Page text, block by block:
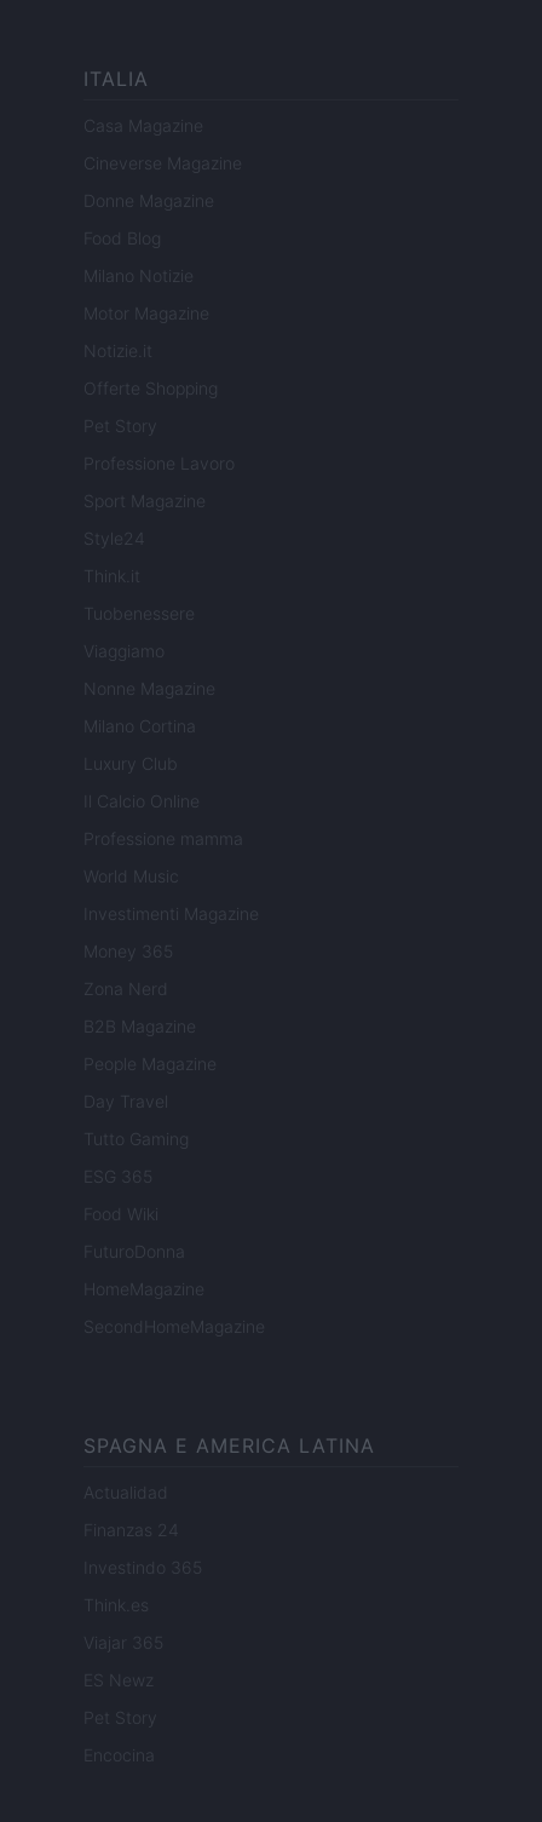
ITALIA
Casa Magazine
Cineverse Magazine
Donne Magazine
Food Blog
Milano Notizie
Motor Magazine
Notizie.it
Offerte Shopping
Pet Story
Professione Lavoro
Sport Magazine
Style24
Think.it
Tuobenessere
Viaggiamo
Nonne Magazine
Milano Cortina
Luxury Club
Il Calcio Online
Professione mamma
World Music
Investimenti Magazine
Money 365
Zona Nerd
B2B Magazine
People Magazine
Day Travel
Tutto Gaming
ESG 365
Food Wiki
FuturoDonna
HomeMagazine
SecondHomeMagazine
SPAGNA E AMERICA LATINA
Actualidad
Finanzas 24
Investindo 365
Think.es
Viajar 365
ES Newz
Pet Story
Encocina